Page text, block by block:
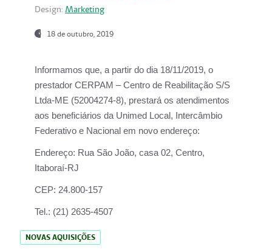
Design: Marketing
18 de outubro, 2019
Informamos que, a partir do dia 18/11/2019, o
prestador CERPAM – Centro de Reabilitação S/S
Ltda-ME (52004274-8), prestará os atendimentos
aos beneficiários da Unimed Local, Intercâmbio
Federativo e Nacional em novo endereço:
Endereço: Rua São João, casa 02, Centro,
Itaboraí-RJ
CEP: 24.800-157
Tel.: (21) 2635-4507
NOVAS AQUISIÇÕES